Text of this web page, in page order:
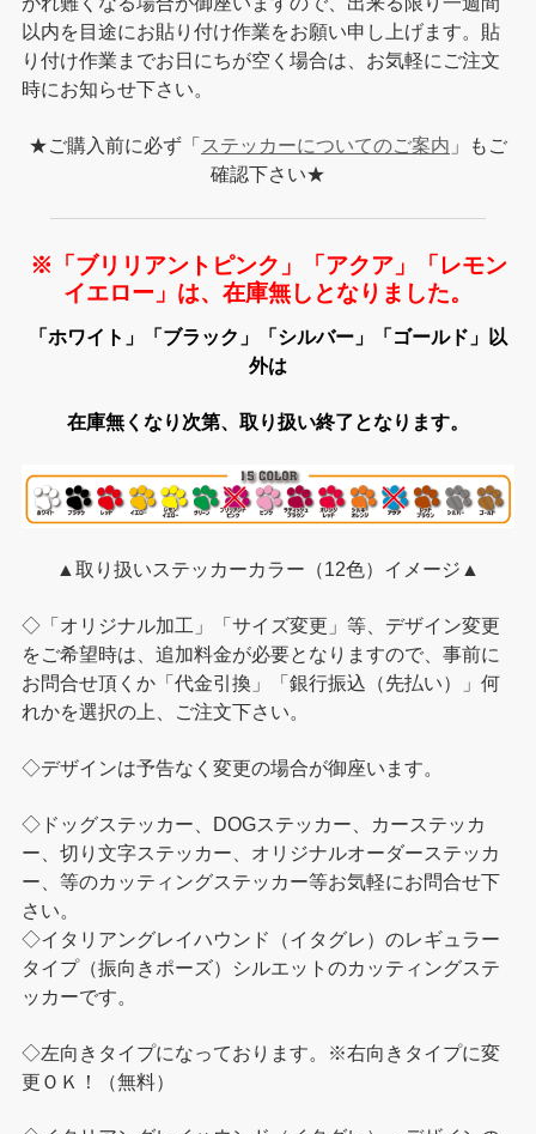
以内を目途にお貼り付け作業をお願い申し上げます。貼
り付け作業までお日にちが空く場合は、お気軽にご注文
時にお知らせ下さい。
★ご購入前に必ず「 ステッカーについてのご案内 」もご
確認下さい★
※「ブリリアントピンク」「アクア」「レモン
イエロー」は、在庫無しとなりました。
「ホワイト」「ブラック」「シルバー」「ゴールド」以
外は
在庫無くなり次第、取り扱い終了となります。
▲取り扱いステッカーカラー（12色）イメージ▲
◇「オリジナル加工」「サイズ変更」等、デザイン変更
をご希望時は、追加料金が必要となりますので、事前に
お問合せ頂くか「代金引換」「銀行振込（先払い）」何
れかを選択の上、ご注文下さい。
◇デザインは予告なく変更の場合が御座います。
◇ドッグステッカー、DOGステッカー、カーステッカ
ー、切り文字ステッカー、オリジナルオーダーステッカ
ー、等のカッティングステッカー等お気軽にお問合せ下
さい。
◇イタリアングレイハウンド（イタグレ）のレギュラー
タイプ（振向きポーズ）シルエットのカッティングステ
ッカーです。
◇左向きタイプになっております。※右向きタイプに変
更ＯＫ！（無料）